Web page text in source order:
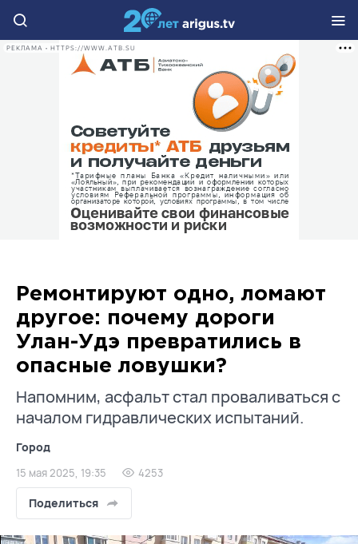
РЕКЛАМА • HTTPS://WWW.ATB.SU
Ремонтируют одно, ломают
другое: почему дороги
Улан-Удэ превратились в
опасные ловушки?
Напомним, асфальт стал проваливаться с
началом гидравлических испытаний.
Город
15 мая 2025, 19:35 4253
Поделиться